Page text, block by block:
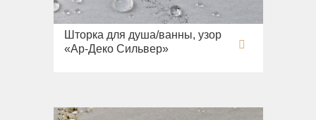
Шторка для душа/ванны, узор
«Ар-Деко Сильвер»